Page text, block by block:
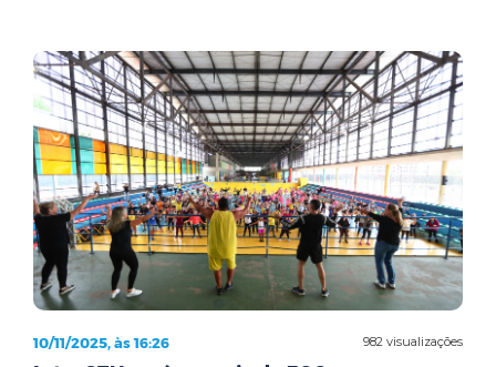
982 visualizações
10/11/2025, às 16:26